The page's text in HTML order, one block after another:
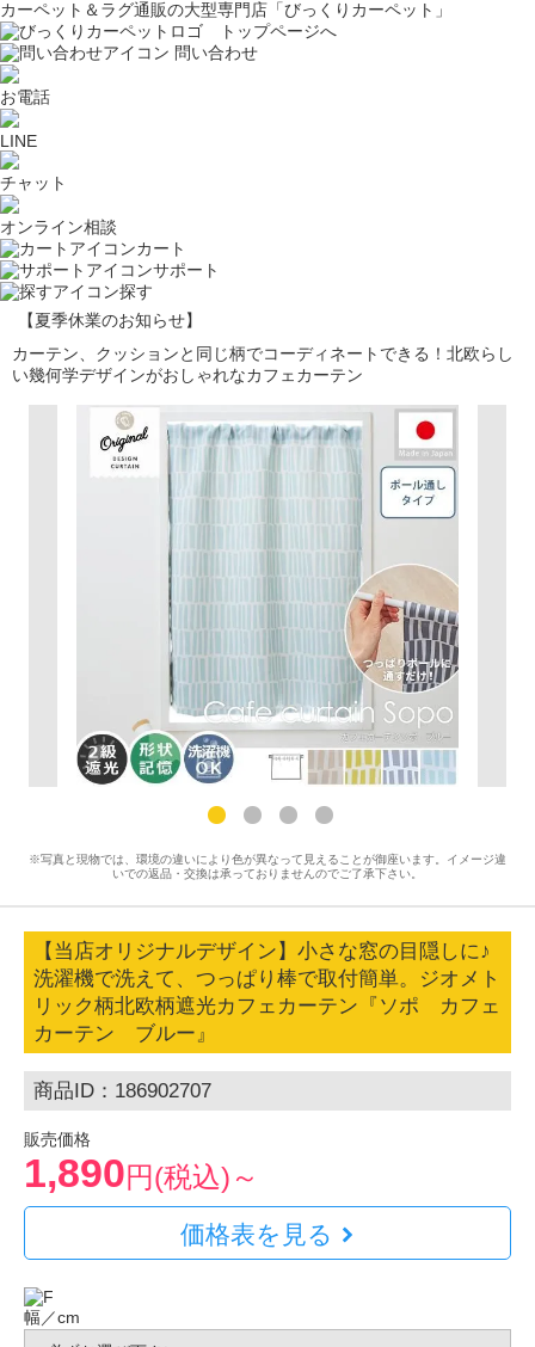
カーペット＆ラグ通販の大型専門店「びっくりカーペット」
問い合わせ
お電話
LINE
チャット
オンライン相談
カート
サポート
探す
【夏季休業のお知らせ】
カーテン、クッションと同じ柄でコーディネートできる！北欧らし
い幾何学デザインがおしゃれなカフェカーテン
※写真と現物では、環境の違いにより色が異なって見えることが御座います。イメージ違
いでの返品・交換は承っておりませんのでご了承下さい。
【当店オリジナルデザイン】小さな窓の目隠しに♪
洗濯機で洗えて、つっぱり棒で取付簡単。ジオメト
リック柄北欧柄遮光カフェカーテン『ソポ カフェ
カーテン ブルー』
商品ID：186902707
販売価格
1,890円(税込)～
価格表を見る
幅／cm